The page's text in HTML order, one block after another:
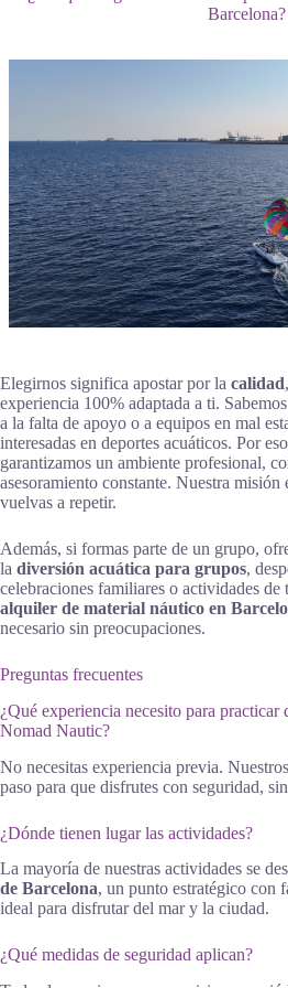
Barcelona?
Elegirnos significa apostar por la calidad
experiencia 100% adaptada a ti.
a la falta de apoyo o a equipos en mal
interesadas en deportes acuáticos. Por
garantizamos un ambiente profesional,
asesoramiento constante. Nuestra misión
vuelvas a repetir.
Además, si formas parte de un grupo,
la diversión acuática para grupos,
celebraciones familiares o actividades
alquiler de material náutico en
necesario sin preocupaciones.
Preguntas frecuentes
¿Qué experiencia necesito para practicar
Nomad Nautic?
No necesitas experiencia previa.
paso para que disfrutes con seguridad,
¿Dónde tienen lugar las actividades?
La mayoría de nuestras actividades se
de Barcelona, un punto estratégico con
ideal para disfrutar del mar y la ciudad.
¿Qué medidas de seguridad aplican?